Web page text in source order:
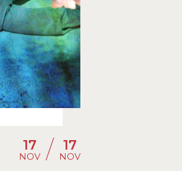
17
NOV / 17
NOV